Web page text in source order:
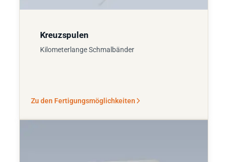
Kreuzspulen
Kilometerlange Schmalbänder
Zu den Fertigungsmöglichkeiten